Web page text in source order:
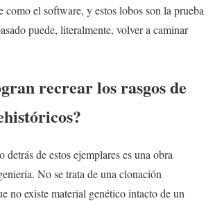
como el software, y estos lobos son la prueba
puede, literalmente, volver a caminar
recrear los rasgos de
de estos ejemplares es una obra
No se trata de una clonación
no existe material genético intacto de un